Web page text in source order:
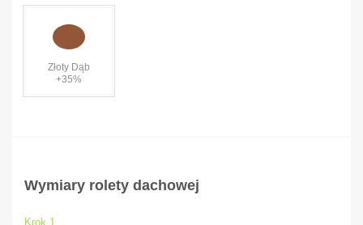
Złoty Dąb
+35%
Wymiary rolety dachowej
Krok 1